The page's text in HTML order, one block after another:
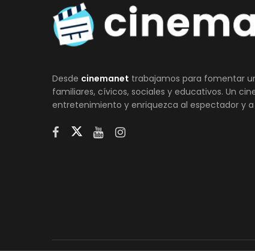
Desde cinemanet trabajamos para fomentar
familiares, cívicos, sociales y educativos. Un
entretenimiento y enriquezca al espectador y a